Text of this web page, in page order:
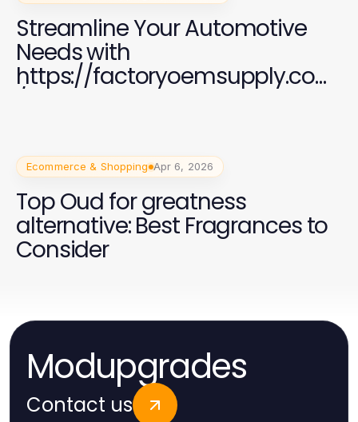
Streamline Your Automotive
Needs with
https://factoryoemsupply.com
Ecommerce & Shopping Apr 6, 2026
Top Oud for greatness
alternative: Best Fragrances to
Consider
Modupgrades
Contact us